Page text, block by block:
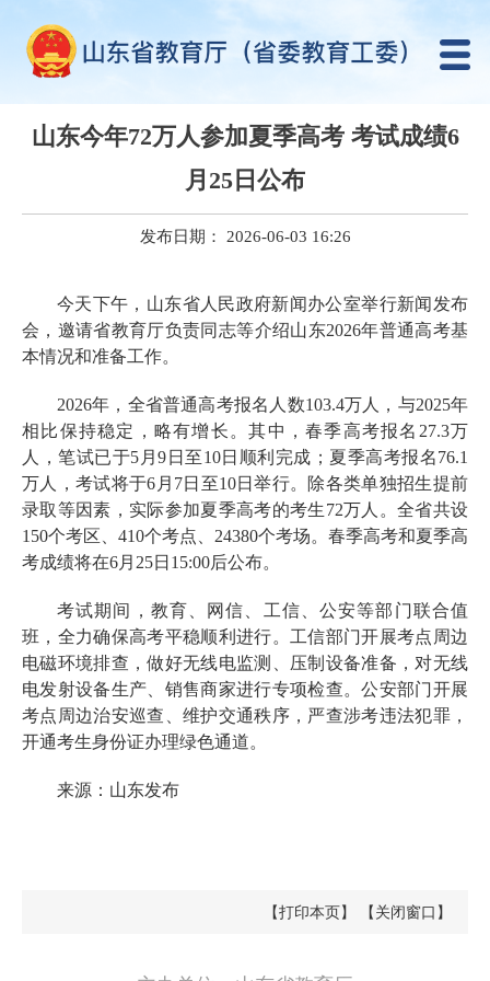
山东今年72万人参加夏季高考 考试成绩6
月25日公布
发布日期： 2026-06-03 16:26
今天下午，山东省人民政府新闻办公室举行新闻发布
会，邀请省教育厅负责同志等介绍山东2026年普通高考基
本情况和准备工作。
2026年，全省普通高考报名人数103.4万人，与2025年
相比保持稳定，略有增长。其中，春季高考报名27.3万
人，笔试已于5月9日至10日顺利完成；夏季高考报名76.1
万人，考试将于6月7日至10日举行。除各类单独招生提前
录取等因素，实际参加夏季高考的考生72万人。全省共设
150个考区、410个考点、24380个考场。春季高考和夏季高
考成绩将在6月25日15:00后公布。
考试期间，教育、网信、工信、公安等部门联合值
班，全力确保高考平稳顺利进行。工信部门开展考点周边
电磁环境排查，做好无线电监测、压制设备准备，对无线
电发射设备生产、销售商家进行专项检查。公安部门开展
考点周边治安巡查、维护交通秩序，严查涉考违法犯罪，
开通考生身份证办理绿色通道。
来源：山东发布
【打印本页】 【关闭窗口】